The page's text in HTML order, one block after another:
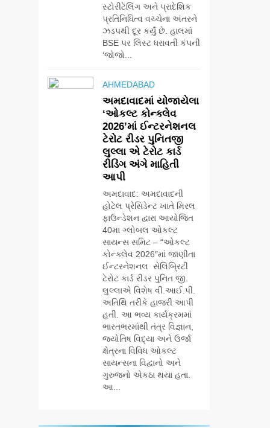
સ્ટોરીટેલિંગ અને પ્રાદેશિક
પ્રતિનિધિત્વ વચ્ચેના અંતરને
ઝડપથી દૂર કર્યું છે. હાલમાં
BSE પર લિસ્ટ ધરાવતી કંપની
‘જોજો...
AHMEDABAD
અમદાવાદમાં યોજાયેલા
‘ઓકલ્ટ કોન્ક્લેવ
2026’માં ઈન્ટરનેશનલ
ટેરોટ રીડર પુનિતજી
લુલ્લા એ ટેરોટ કાર્ડ
રીડિંગ અંગે માહિતી
આપી
અમદાવાદ: અમદાવાદની
હોટેલ પ્રેસિડેન્ટ ખાતે મિરલ
ફાઉન્ડેશન દ્વારા આયોજિત
40મા ગ્લોબલ ઓકલ્ટ
સાયન્સ સમિટ – “ઓકલ્ટ
કોન્ક્લેવ 2026″માં જાણીતા
ઈન્ટરનેશનલ સેલિબ્રિટી
ટેરોટ કાર્ડ રીડર પુનિત જી.
લુલ્લાએ વિશેષ વી.આઈ.પી.
અતિથિ તરીકે હાજરી આપી
હતી. આ ભવ્ય કાર્યક્રમમાં
ભારતભરમાંથી તંત્ર વિજ્ઞાન,
જ્યોતિષ વિદ્યા અને ઉર્જા
ક્ષેત્રના વિવિધ ઓકલ્ટ
સાયન્સના વિદ્વાનો અને
ગુરુજનો એકઠા થયા હતા.
આ...
સેમસંગ વિશ્વ યુવા
કૌશલ્ય દિવસની
ઉજવણી કરે છે,
સેમસંગ દોસ્ત
કૌશલ્ય વિકાસ
કાર્યક્રમના 30
ટોચના પ્રતિભાશાળી
વિદ્યાર્થીઓનું
સન્માન કરે છે
BUSINESS CSR
આયુદા ઓર્ગેનિક્સ
દ્વારા ગુજરાતના 5
શહેરોમાં રિટેલ સ્ટોર્સ
અને ગીર ગાયના
વૈદિક વલોણા ઘી-
દૂધની શુદ્ધ સેવાઓ
સાથે વ્યાપક
વિસ્તરણ
BUSINESS
‘ગેટ સેટ ગો’ નું
પાવર-પેક્ડ ટ્રેલર
લોન્ચ: 7 ઓગસ્ટે
રિલીઝ થઈ રહેલ
આ ફિલ્મમાં હાઇ-ટેક
VFX જોવા મળશે
ENTERTAINMENT
અમદાવાદમાં ભારે
વરસાદ વચ્ચે ફિલ્મ
‘ગેટ સેટ ગો’ની ‘ટીમ
ચિરંજીવી’ માનવતાના
ટેકરાના પ્રભાવિત
AHMEDABAD CSR